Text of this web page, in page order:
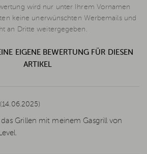
wird nur unter Ihrem Vornamen
keine unerwünschten Werbemails und
an Dritte weitergegeben.
EIGENE BEWERTUNG FÜR DIESEN
ARTIKEL
(14.06.2025)
Grillen mit meinem Gasgrill von